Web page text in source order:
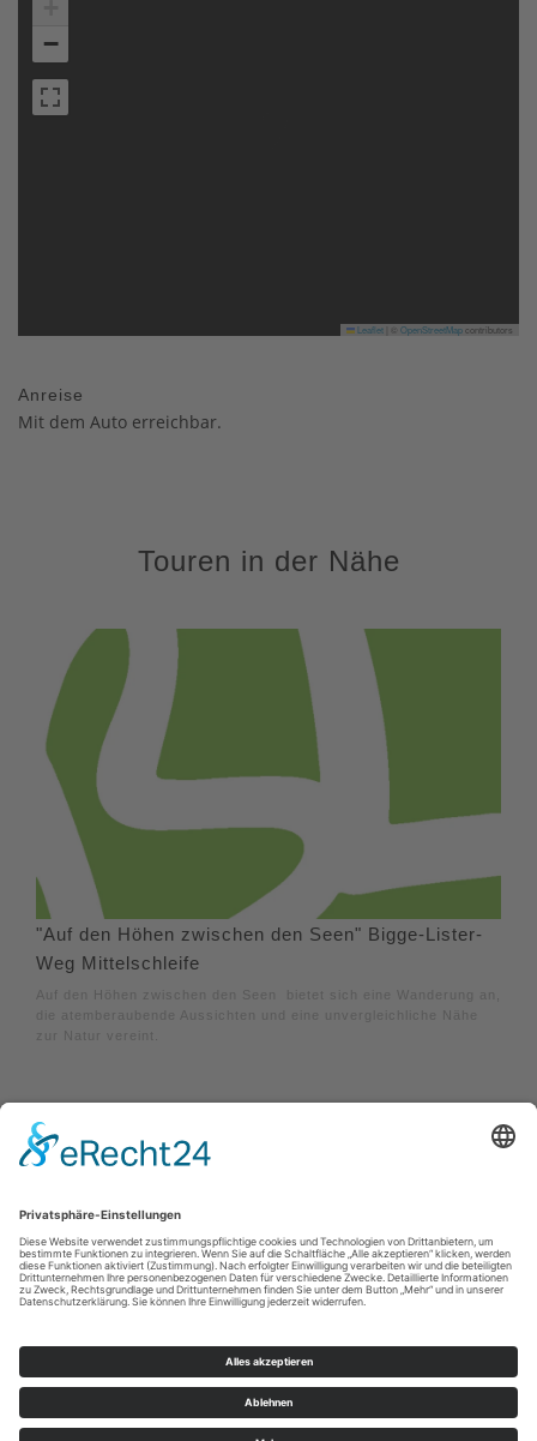
−
Leaflet OpenStreetMapcontributors
Anreise
Mit dem Auto erreichbar.
Touren in der Nähe
"Auf den Höhen zwischen den Seen" Bigge-Lister-
Weg Mittelschleife
Auf den Höhen zwischen den Seen bietet sich eine Wanderung an,
die atemberaubende Aussichten und eine unvergleichliche Nähe
zur Natur vereint.
Impressum|Datenschutzerklärung|Barrierefreiheitserklärung|
Kontakt
E: info@sauerland.com
Cookie-Einstellungen